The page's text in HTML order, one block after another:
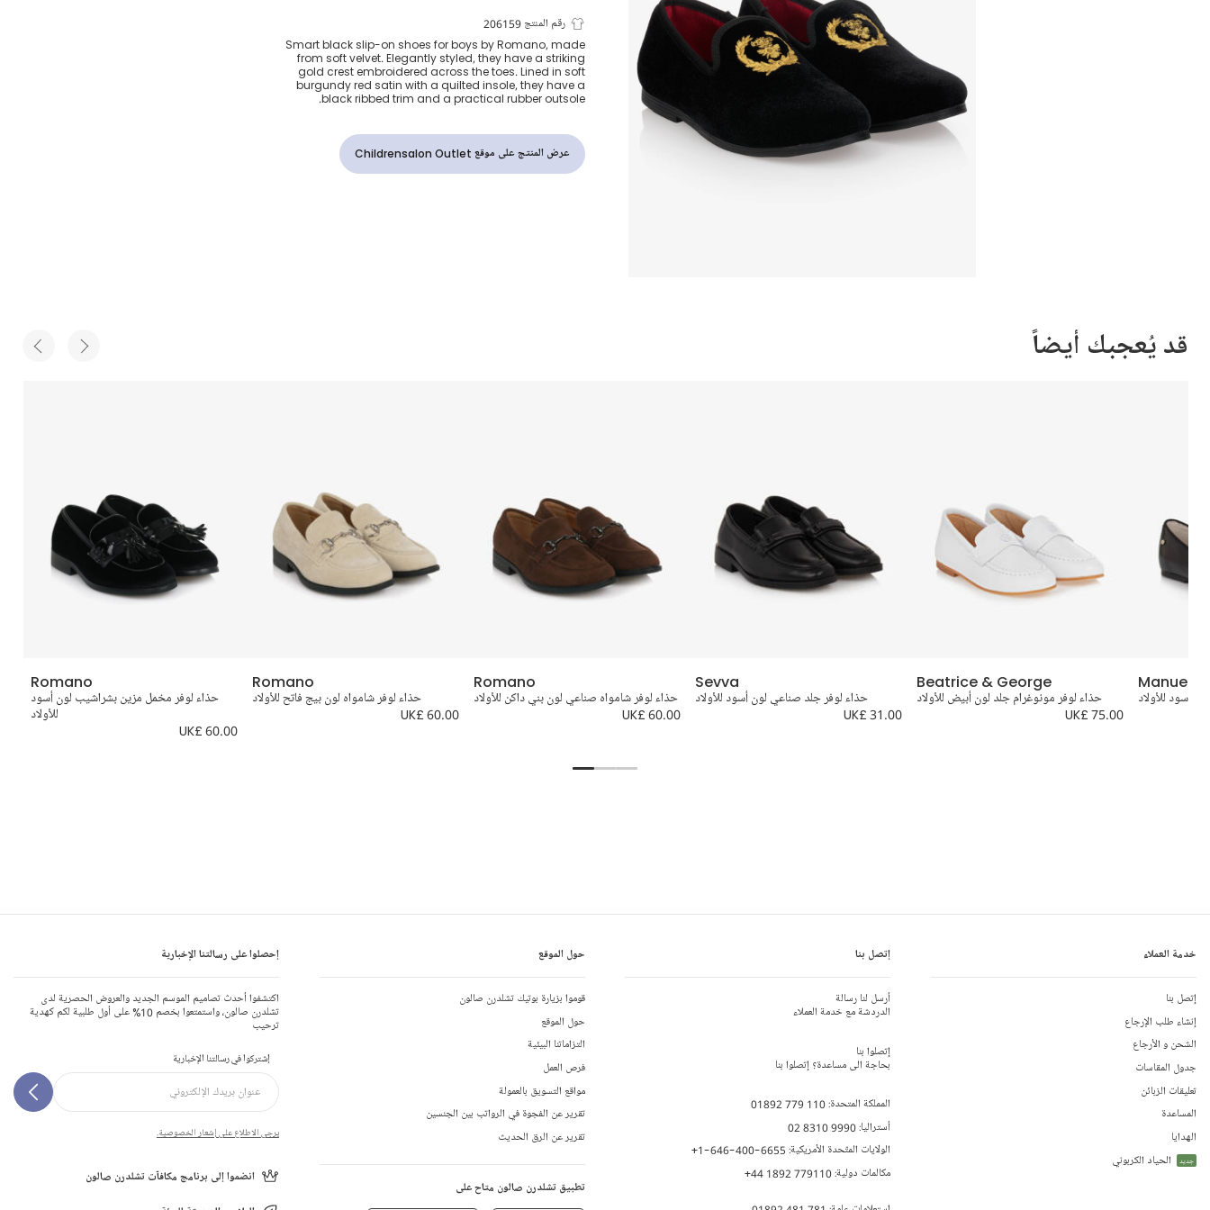
حذاء سليب-اون مخمل
لون أسود للأولاد
رقم المنتج 206159
Smart black slip-on shoes for boys by Romano, made
from soft velvet. Elegantly styled, they have a striking
gold crest embroidered across the toes. Lined in soft
burgundy red satin with a quilted insole, they have a
black ribbed trim and a practical rubber outsole.
عرض المنتج على موقع Childrensalon Outlet
قد يُعجبك أيضاً
Romano
حذاء لوفر مخمل مزين بشراشيب لون أسود
للأولاد
UK£ 60.00
Romano
حذاء لوفر شامواه لون بيج فاتح للأولاد
UK£ 60.00
Romano
حذاء لوفر شامواه صناعي لون بني داكن للأولاد
UK£ 60.00
Sevva
حذاء لوفر جلد صناعي لون أسود للأولاد
UK£ 31.00
Beatrice & George
حذاء لوفر مونوغرام جلد لون أبيض للأولاد
UK£ 75.00
Manuela
أسود للأولاد
خدمة العملاء
إتصل بنا
إنشاء طلب الإرجاع
الشحن و الأرجاع
جدول المقاسات
تعليقات الزبائن
المساعدة
الهدايا
جديد الحياد الكربوني
إتصل بنا
أرسل لنا رسالة
الدردشة مع خدمة العملاء
إتصلوا بنا
بحاجة الى مساعدة؟ إتصلوا بنا
المملكة المتحدة:01892 779 110
أستراليا:02 8310 9990
الولايات المتّحدة الأمريكية: +1-646-400-6655
مكالمات دولية:+44 1892 779110
حول الموقع
قوموا بزيارة بوتيك تشلدرن صالون
حول الموقع
التزاماتنا البيئية
فرص العمل
مواقع التسويق بالعمولة
تقرير عن الفجوة في الرواتب بين الجنسين
تقرير عن الرق الحديث
تطبيق تشلدرن صالون متاح على
إحصلوا على رسالتنا الإخبارية
اكتشفوا أحدث تصاميم الموسم الجديد والعروض الحصرية لدى
تشلدرن صالون، واستمتعوا بخصم 10% على أول طلبية لكم كهدية
ترحيب
إشتركوا في رسالتنا الإخبارية
يرجى الاطلاع على إشعار الخصوصية.
انضموا إلى برنامج مكافآت تشلدرن صالون